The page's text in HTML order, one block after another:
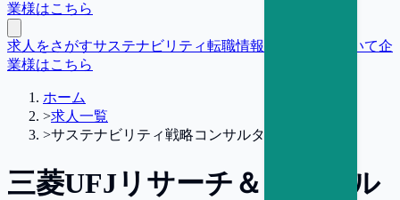
業様はこちら
求人をさがすサステナビリティ転職情報 転職支援について企
業様はこちら
ホーム
>求人一覧
>サステナビリティ戦略コンサルタント【名古屋】
三菱UFJリサーチ＆コンサル